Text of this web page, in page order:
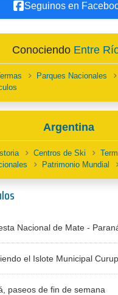
Seguinos en
Conociendo Entre
Parques Nacionales
Argentina
Centros de Ski
Patrimonio Mundial
Nacional de Mate -
el Islote Municipal
paseos de fin de semana